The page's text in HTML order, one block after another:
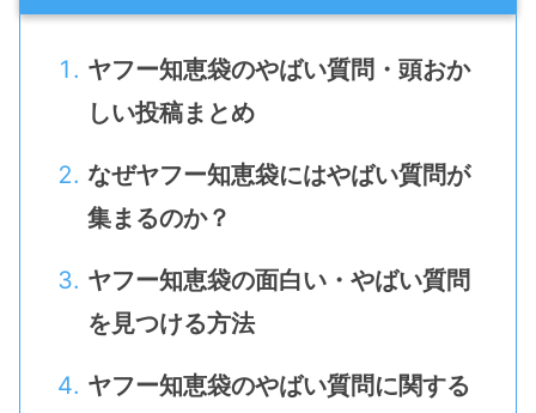
ヤフー知恵袋のやばい質問・頭おか
しい投稿まとめ
なぜヤフー知恵袋にはやばい質問が
集まるのか？
ヤフー知恵袋の面白い・やばい質問
を見つける方法
ヤフー知恵袋のやばい質問に関する